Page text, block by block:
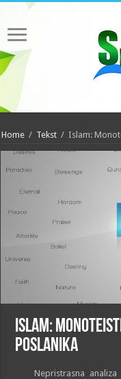
Home / Tekst / Islam:
Islam:
poslanika
Nepristrasna analiza